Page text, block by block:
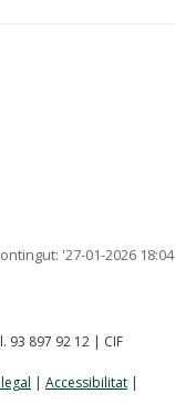
'27-01-2026 18:04
93 897 92 12 | CIF
| Accessibilitat |